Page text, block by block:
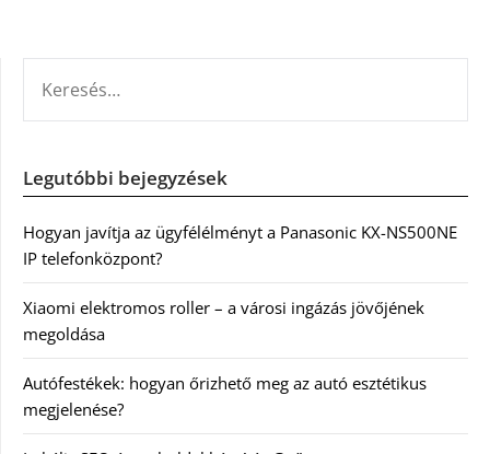
Legutóbbi bejegyzések
Hogyan javítja az ügyfélélményt a Panasonic KX-NS500NE
IP telefonközpont?
Xiaomi elektromos roller – a városi ingázás jövőjének
megoldása
Autófestékek: hogyan őrizhető meg az autó esztétikus
megjelenése?